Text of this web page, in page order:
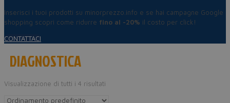
Inserisci i tuoi prodotti su minorprezzo.info e se hai campagne Google
shopping scopri come ridurre fino al -20% il costo per click!
CONTATTACI
DIAGNOSTICA
Visualizzazione di tutti i 4 risultati